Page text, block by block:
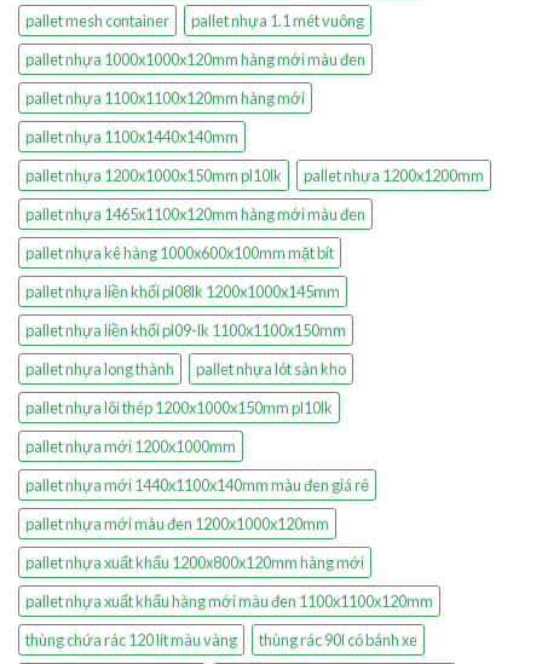
pallet mesh container
pallet nhựa 1.1 mét vuông
pallet nhựa 1000x1000x120mm hàng mới màu đen
pallet nhựa 1100x1100x120mm hàng mới
pallet nhựa 1100x1440x140mm
pallet nhựa 1200x1000x150mm pl10lk
pallet nhựa 1200x1200mm
pallet nhựa 1465x1100x120mm hàng mới màu đen
pallet nhựa kê hàng 1000x600x100mm mặt bít
pallet nhựa liền khối pl08lk 1200x1000x145mm
pallet nhựa liền khối pl09-lk 1100x1100x150mm
pallet nhựa long thành
pallet nhựa lót sàn kho
pallet nhựa lõi thép 1200x1000x150mm pl10lk
pallet nhựa mới 1200x1000mm
pallet nhựa mới 1440x1100x140mm màu đen giá rẻ
pallet nhựa mới màu đen 1200x1000x120mm
pallet nhựa xuất khẩu 1200x800x120mm hàng mới
pallet nhựa xuất khẩu hàng mới màu đen 1100x1100x120mm
thùng chứa rác 120 lít màu vàng
thùng rác 90l có bánh xe